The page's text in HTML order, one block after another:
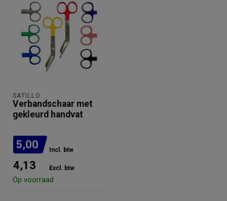
SATILLO
Verbandschaar met
gekleurd handvat
5,00 Incl. btw
4,13 Excl. btw
Op voorraad